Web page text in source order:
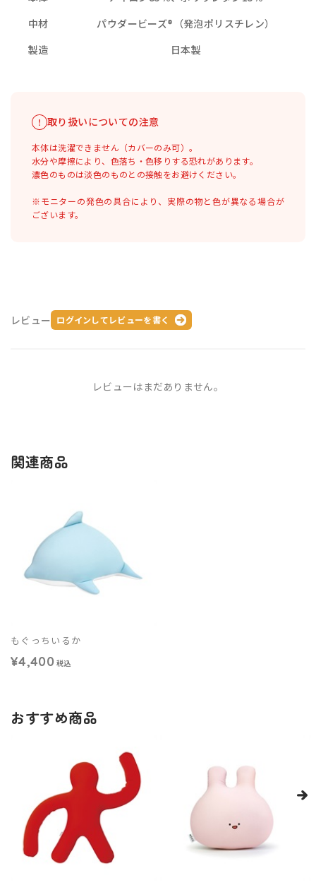
中材
パウダービーズ®（発泡ポリスチレン）
製造
日本製
取り扱いについての注意
本体は洗濯できません（カバーのみ可）。
水分や摩擦により、色落ち・色移りする恐れがあります。
濃色のものは淡色のものとの接触をお避けください。
※モニターの発色の具合により、実際の物と色が異なる場合が
ございます。
レビュー ログインしてレビューを書く
レビューはまだありません。
関連商品
もぐっちいるか
¥4,400 税込
おすすめ商品